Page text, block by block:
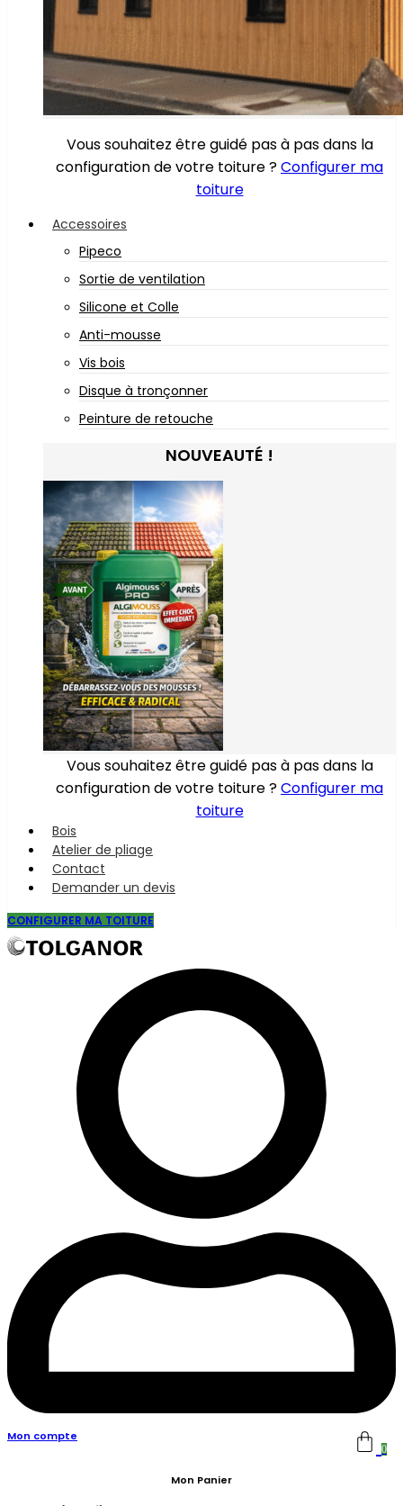
Vous souhaitez être guidé pas à pas dans la
configuration de votre toiture ?Configurer ma
toiture
Accessoires
Pipeco
Sortie de ventilation
Silicone et Colle
Anti-mousse
Vis bois
Disque à tronçonner
Peinture de retouche
NOUVEAUTÉ !
Vous souhaitez être guidé pas à pas dans la
configuration de votre toiture ?Configurer ma
toiture
Bois
Atelier de pliage
Contact
Demander un devis
CONFIGURER MA TOITURE
Mon compte
0
Mon Panier